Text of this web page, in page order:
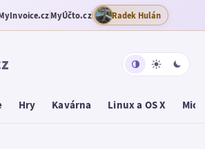
MyÚčto.cz Radek Hulán
Hry Kavárna Linux a OS X